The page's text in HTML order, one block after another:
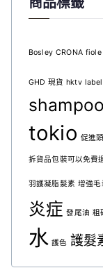
Bosley CRONA fiole
GHD 現貨 hktv label
tokio 促進
拆貨品包裝可以免費
羽護凝脂髮素 增強毛
炎症 發尾油 粗
水 護色 護髮